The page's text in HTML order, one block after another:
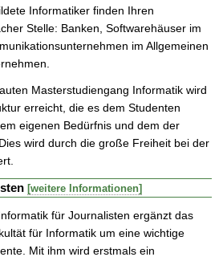
Informatiker finden Ihren
Stelle: Banken, Softwarehäuser im
im Allgemeinen
Masterstudiengang Informatik wird
erreicht, die es dem Studenten
eigenen Bedürfnis und dem der
wird durch die große Freiheit bei der
[weitere Informationen]
für Journalisten ergänzt das
für Informatik um eine wichtige
Mit ihm wird erstmals ein